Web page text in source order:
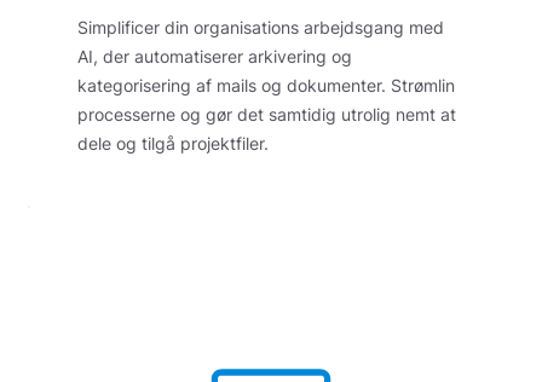
Simplificer din organisations arbejdsgang med
AI, der automatiserer arkivering og
kategorisering af mails og dokumenter. Strømlin
processerne og gør det samtidig utrolig nemt at
dele og tilgå projektfiler.